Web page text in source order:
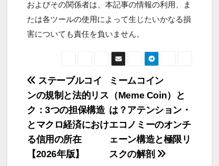
およびその関係者は、本記事の情報の利用、ま
たは各ツールの使用によって生じたいかなる損
害についても責任を負いません。
投
稿
ナ
ビ
ゲ
ー
ミームコイン
（Meme Coin）と
は？アテンション・
エコノミーのオンチ
ェーン構造と極限リ
スクの解剖
ステーブルコイ
ンの規制と法的リス
ク：3つの担保構造
とマクロ経済におけ
る信用の所在
【2026年版】